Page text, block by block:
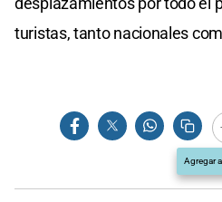
turistas, tanto nacionales
Agregar